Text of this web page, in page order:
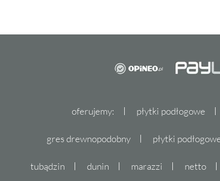
oferujemy: płytki podłogowe
gres drewnopodobny płytki
tubądzin dunin marazzi netto